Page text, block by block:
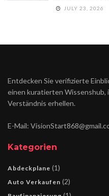
JULY 23, 2026
Entdecken Sie verifizierte
einen kuratierten Wissenshub,
Verständnis erhellen.
E-Mail:
Kategorien
Abdeckplane (1)
Auto Verkaufen (2)